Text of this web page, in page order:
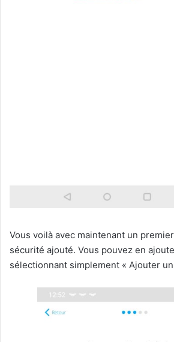
Vous voilà avec maintenant un
sécurité ajouté. Vous pouvez en
sélectionnant simplement « Ajouter